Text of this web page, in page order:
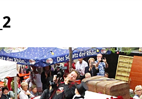
Helden, wahre Opfer
Vorlesewettbewerb am GSG ALLGEMEIN
mutantur, ALLGEMEIN